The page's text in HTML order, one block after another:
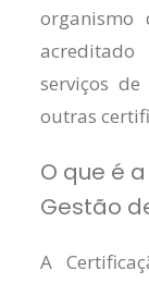
organismo
serviços
outras
O que é
Gestão
A